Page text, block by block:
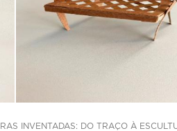
INVENTADAS: DO TRAÇO À